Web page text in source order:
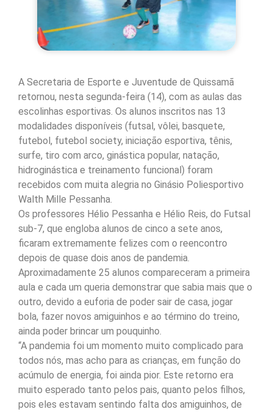
A Secretaria de Esporte e Juventude de Quissamã
retornou, nesta segunda-feira (14), com as aulas das
escolinhas esportivas. Os alunos inscritos nas 13
modalidades disponíveis (futsal, vôlei, basquete,
futebol, futebol society, iniciação esportiva, tênis,
surfe, tiro com arco, ginástica popular, natação,
hidroginástica e treinamento funcional) foram
recebidos com muita alegria no Ginásio Poliesportivo
Walth Mille Pessanha.
Os professores Hélio Pessanha e Hélio Reis, do Futsal
sub-7, que engloba alunos de cinco a sete anos,
ficaram extremamente felizes com o reencontro
depois de quase dois anos de pandemia.
Aproximadamente 25 alunos compareceram a primeira
aula e cada um queria demonstrar que sabia mais que o
outro, devido a euforia de poder sair de casa, jogar
bola, fazer novos amiguinhos e ao término do treino,
ainda poder brincar um pouquinho.
“A pandemia foi um momento muito complicado para
todos nós, mas acho para as crianças, em função do
acúmulo de energia, foi ainda pior. Este retorno era
muito esperado tanto pelos pais, quanto pelos filhos,
pois eles estavam sentindo falta dos amiguinhos, de